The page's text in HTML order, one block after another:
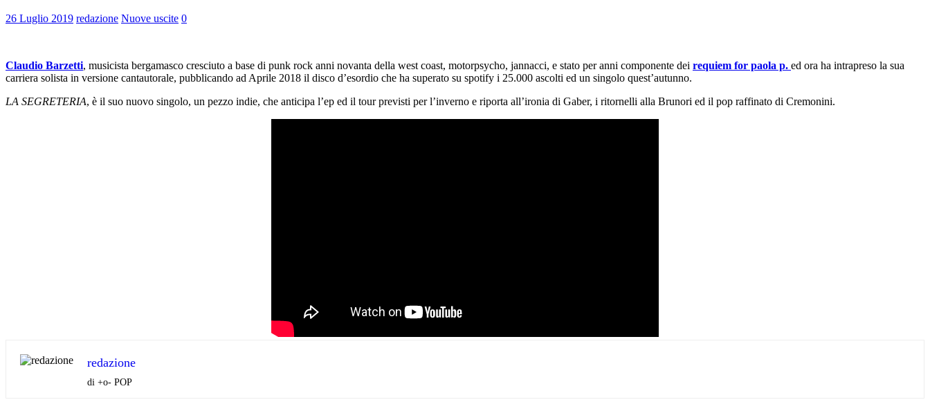
26 Luglio 2019 redazione Nuove uscite 0
Claudio Barzetti, musicista bergamasco cresciuto a base di punk rock anni novanta della west coast, motorpsycho, jannacci, e stato per anni componente dei requiem for paola p. ed ora ha intrapreso la sua
carriera solista in versione cantautorale, pubblicando ad Aprile 2018 il disco d’esordio che ha superato su spotify i 25.000 ascolti ed un singolo quest’autunno.
LA SEGRETERIA, è il suo nuovo singolo, un pezzo indie, che anticipa l’ep ed il tour previsti per l’inverno e riporta all’ironia di Gaber, i ritornelli alla Brunori ed il pop raffinato di Cremonini.
redazione
di +o- POP